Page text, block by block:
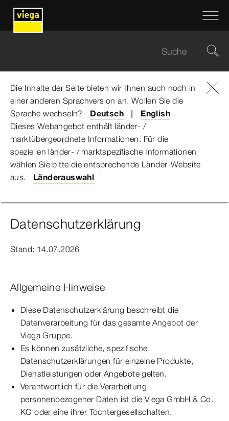
Die Inhalte der Seite bieten wir Ihnen auch noch in
einer anderen Sprachversion an. Wollen Sie die
Sprache wechseln?
Deutsch
English
Dieses Webangebot enthält länder- /
marktübergeordnete Informationen. Für die
speziellen länder- / marktspezifische Informationen
wählen Sie bitte die entsprechende Länder-Website
aus.
Länderauswahl
Viega Gruppe ... Datenschutz
Datenschutz
Bewerbungen über WhatsApp
Datenschutzerklärung
Stand: 14.07.2026
Allgemeine Hinweise
Diese Datenschutzerklärung beschreibt die
Datenverarbeitung für das gesamte Angebot der
Viega Gruppe.
Es können zusätzliche, spezifische
Datenschutzerklärungen für einzelne Produkte,
Dienstleistungen oder Angebote gelten.
Verantwortlich für die Verarbeitung
personenbezogener Daten ist die Viega GmbH & Co.
KG oder eine ihrer Tochtergesellschaften.